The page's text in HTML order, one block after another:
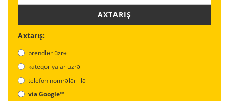
AXTARIŞ
Axtarış:
brendlər üzrə
kateqoriyalar üzrə
telefon nömrələri ilə
via Google™